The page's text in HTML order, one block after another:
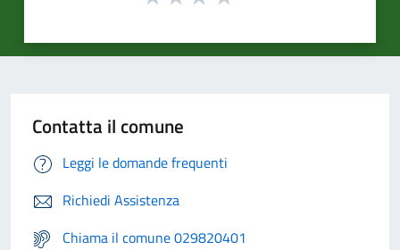
Contatta il comune
Leggi le domande frequenti
Richiedi Assistenza
Chiama il comune 029820401